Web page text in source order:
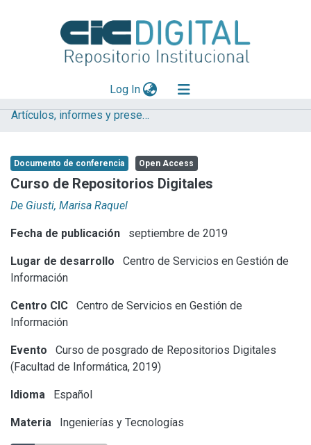
Log In(current)
Explorar
Aportar material
Statistics
Artículos, informes y presentaciones en Congresos CESGI
Documento de conferencia Open Access
Curso de Repositorios Digitales
De Giusti, Marisa Raquel
Fecha de publicación septiembre de 2019
Lugar de desarrollo
Centro de Servicios en Gestión de
Información
Centro CIC
Centro de Servicios en Gestión de
Información
Evento
Curso de posgrado de Repositorios Digitales
(Facultad de Informática, 2019)
Idioma Español
Materia Ingenierías y Tecnologías